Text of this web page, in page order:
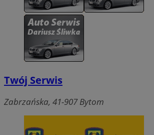
Twój Serwis
Zabrzańska, 41-907 Bytom